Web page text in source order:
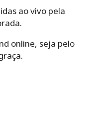
ao vivo pela
online, seja pelo